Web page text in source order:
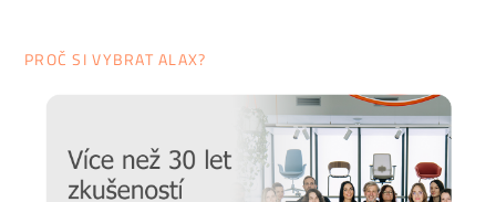
PROČ SI VYBRAT ALAX?